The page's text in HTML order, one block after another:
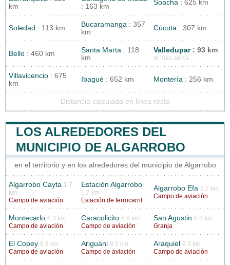
km
: 163 km
Soacha : 625 km
Soledad : 113 km Bucaramanga : 357
km
Cúcuta : 307 km
Bello : 460 km Santa Marta : 118
km
Valledupar: 93 km
el más cerca
Villavicencio : 675
km
Ibagué : 652 km Montería : 256 km
Distancia calculada en línea recta
LOS ALREDEDORES DEL
MUNICIPIO DE ALGARROBO
en el territorio y en los alrededores del municipio de Algarrobo
Algarrobo Cayta 1.7
km
Campo de aviación
Estación Algarrobo
1.7 km
Estación de ferrocarril
Algarrobo Efa 2.7 km
Campo de aviación
Montecarlo 6.3 km
Campo de aviación
Caracolicito 6.6 km
Campo de aviación
San Agustin 8.8 km
Granja
El Copey 8.8 km
Campo de aviación
Ariguani 9.5 km
Campo de aviación
Araquiel
9.9 km
Campo de aviación